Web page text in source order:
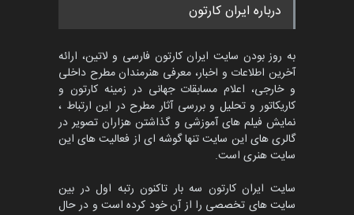
پنجمین مسابقۀ بین‌المللی
کارتون CARTUNION ، …
جشنواره بین‌المللی کارتون
مدارس پرتغال، ۲۰۲۷
مهلت 4 ماه دیگر
پنجمین مسابقۀ بین‌المللی
درباره ایران کارتون
به روز بودن سایت ایران کارتون فارسی و لاتین، ارائه
آخرین اطلاعات و اخبار، معرفی هنرمندان مطرح داخلی
و خارجی، اعلام مسابقات جهانی در زمینه کارتون و
کاریکاتور و تحلیل و بررسی آثار مطرح در این ارتباط ،
نمایش فیلم های آموزشی و گذاشتن هزاران تصویر در
گالری های این سایت تنها گوشه ای از فعالیت های این
سایت هنری است.
سایت ایران کارتون سه بار تاکنون رتبه اول در بین
سایت های تخصصی را از آن خود کرده است و در حال